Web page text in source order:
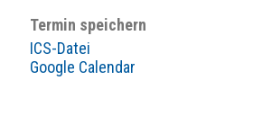
Termin speichern
ICS-Datei
Google Calendar